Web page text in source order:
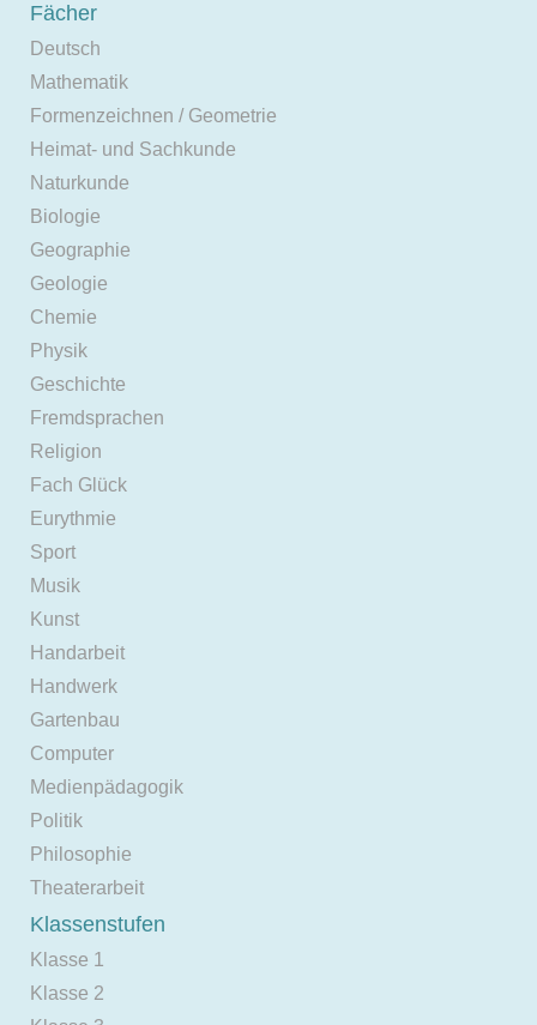
Fächer
Deutsch
Mathematik
Formenzeichnen / Geometrie
Heimat- und Sachkunde
Naturkunde
Biologie
Geographie
Geologie
Chemie
Physik
Geschichte
Fremdsprachen
Religion
Fach Glück
Eurythmie
Sport
Musik
Kunst
Handarbeit
Handwerk
Gartenbau
Computer
Medienpädagogik
Politik
Philosophie
Theaterarbeit
Klassenstufen
Klasse 1
Klasse 2